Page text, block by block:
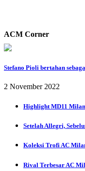
ACM Corner
Stefano Pioli bertahan
2 November 2022
Highlight MD11 Milan
Setelah Allegri,
Koleksi Trofi AC
Rival Terbesar AC